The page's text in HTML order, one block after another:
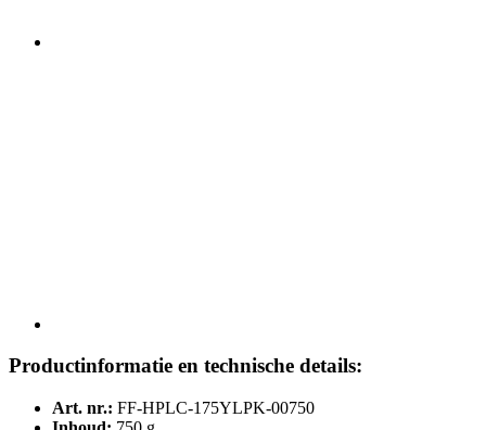
Productinformatie en technische details:
Art. nr.: FF-HPLC-175YLPK-00750